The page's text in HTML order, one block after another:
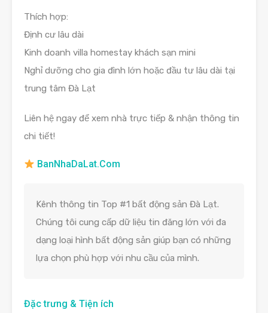
Thích hợp:
Định cư lâu dài
Kinh doanh villa homestay khách sạn mini
Nghỉ dưỡng cho gia đình lớn hoặc đầu tư lâu dài tại
trung tâm Đà Lạt
Liên hệ ngay để xem nhà trực tiếp & nhận thông tin
chi tiết!
BanNhaDaLat.Com
Kênh thông tin Top #1 bất động sản Đà Lạt.
Chúng tôi cung cấp dữ liệu tin đăng lớn với đa
dạng loại hình bất động sản giúp bạn có những
lựa chọn phù hợp với nhu cầu của mình.
Đặc trưng & Tiện ích